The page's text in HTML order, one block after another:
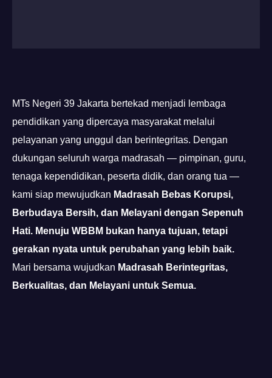
MTs Negeri 39 Jakarta bertekad menjadi lembaga
pendidikan yang dipercaya masyarakat melalui
pelayanan yang unggul dan berintegritas. Dengan
dukungan seluruh warga madrasah — pimpinan, guru,
tenaga kependidikan, peserta didik, dan orang tua —
kami siap mewujudkan Madrasah Bebas Korupsi,
Berbudaya Bersih, dan Melayani dengan Sepenuh
Hati. Menuju WBBM bukan hanya tujuan, tetapi
gerakan nyata untuk perubahan yang lebih baik.
Mari bersama wujudkan Madrasah Berintegritas,
Berkualitas, dan Melayani untuk Semua.